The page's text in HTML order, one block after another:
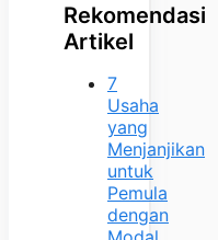
Rekomendasi
Artikel
7
Usaha
yang
Menjanjikan
untuk
Pemula
dengan